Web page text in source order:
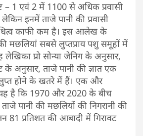
– 1 एवं 2 में 1100 से अधिक प्रवासी
लेकिन इनमें ताजे पानी की प्रवासी
काफी कम है। इस आलेख के
मछलियां सबसे लुप्तप्राय पशु समूहों में
लेखिका प्रो सोन्या जेनिग के अनुसार,
अनुसार, ताजे पानी की ज्ञात एक
होने के खतरे में हैं। एक और
है कि 1970 और 2020 के बीच
ताजे पानी की मछलियों की निगरानी की
प्रतिशत की आबादी में गिरावट